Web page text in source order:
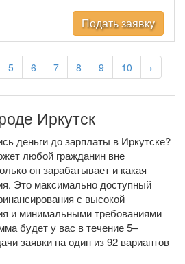
5 6 7 8 9 10 ›
Подать заявку
Иркутск
деньги до зарплаты в Иркутске?
любой гражданин вне
он зарабатывает и какая
Это максимально доступный
с высокой
и минимальными требованиями
будет у вас в течение 5–
заявки на один из 92 вариантов